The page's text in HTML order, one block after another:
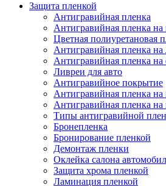
Защита пленкой
Антигравийная пленка
Антигравийная пленка на
Цветная полиуретановая
Антигравийная пленка на
Антигравийная пленка
Ливреи для авто
Антигравийное покрытие
Антигравийная пленка
Антигравийная пленка на
Типы антигравийной
Бронепленка
Бронирование пленкой
Демонтаж пленки
Оклейка салона
Защита хрома пленкой
Ламинация пленкой